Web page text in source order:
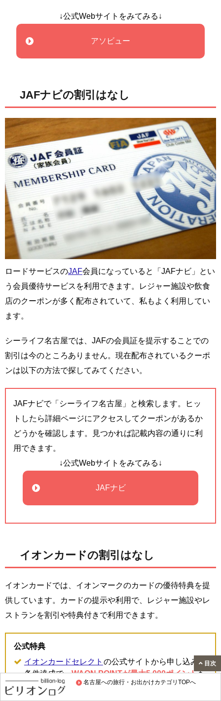
名古屋への旅行・お出かけカテゴリTOPへ
↓公式Webサイトをみてみる↓
アソビュー
JAFナビの割引はなし
ロードサービスのJAF会員になっていると「JAFナビ」とい
う会員優待サービスを利用できます。レジャー施設や飲食
店のクーポンが多く配布されていて、私もよく利用してい
ます。
シーライフ名古屋では、JAFの会員証を提示することでの
割引は今のところありません。現在配布されているクーポ
ンは以下の方法で探してみてください。
JAFナビで「シーライフ名古屋」と検索します。ヒッ
トしたら詳細ページにアクセスしてクーポンがあるか
どうかを確認します。見つかれば記載内容の通りに利
用できます。
↓公式Webサイトをみてみる↓
JAFナビ
イオンカードの割引はなし
イオンカードでは、イオンマークのカードの優待特典を提
供しています。カードの提示や利用で、レジャー施設やレ
ストランを割引や特典付きで利用できます。
公式特典
イオンカードセレクト の公式サイトから申し込み&
条件達成で、WAON POINTが最大5,000ポイントも
らえてお得です（終了またはポイント数が変動する
こともあります。公式サイトをご確認ください）。
目次